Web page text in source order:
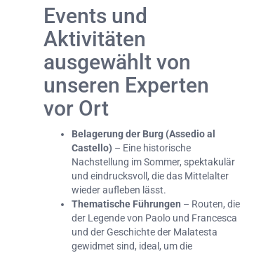
Events und
Aktivitäten
ausgewählt von
unseren Experten
vor Ort
Belagerung der Burg (Assedio al
Castello) – Eine historische
Nachstellung im Sommer, spektakulär
und eindrucksvoll, die das Mittelalter
wieder aufleben lässt.
Thematische Führungen – Routen, die
der Legende von Paolo und Francesca
und der Geschichte der Malatesta
gewidmet sind, ideal, um die